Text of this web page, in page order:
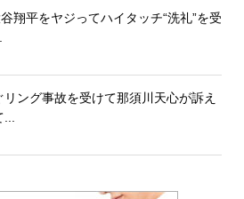
翔平をヤジってハイタッチ“洗礼”を受
ング事故を受けて那須川天心が訴え